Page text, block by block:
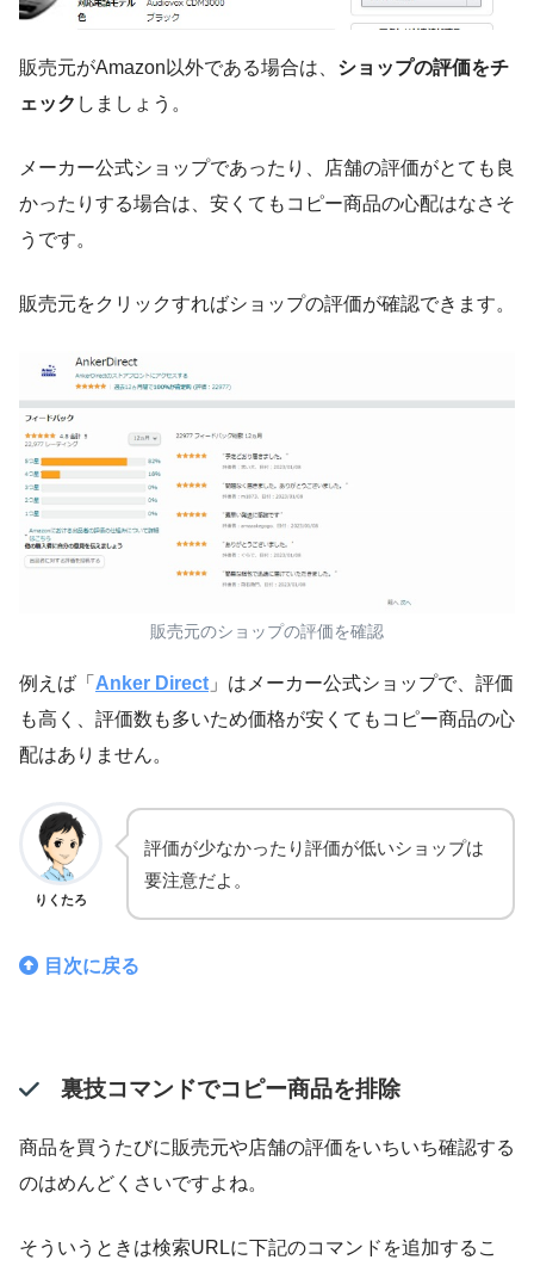
販売元がAmazon以外である場合は、 ショップの評価をチ
ェック しましょう。
メーカー公式ショップであったり、店舗の評価がとても良
かったりする場合は、安くてもコピー商品の心配はなさそ
うです。
販売元をクリックすればショップの評価が確認できます。
販売元のショップの評価を確認
例えば「 Anker Direct 」はメーカー公式ショップで、評価
も高く、評価数も多いため価格が安くてもコピー商品の心
配はありません。
りくたろ
評価が少なかったり評価が低いショップは
要注意だよ。
目次に戻る
裏技コマンドでコピー商品を排除
商品を買うたびに販売元や店舗の評価をいちいち確認する
のはめんどくさいですよね。
そういうときは検索URLに下記のコマンドを追加するこ